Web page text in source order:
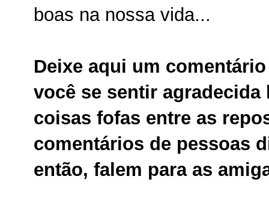
boas na nossa vida...
Deixe aqui um
você se sentir
coisas fofas entre as
comentários de pessoas
então, falem para as